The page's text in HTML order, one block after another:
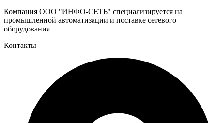
Компания ООО "ИНФО-СЕТЬ" специализируется на
промышленной автоматизации и поставке сетевого
оборудования
Контакты